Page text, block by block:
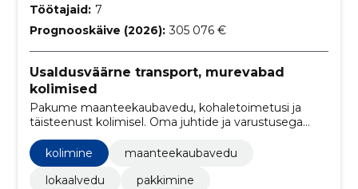
Töötajaid: 7
Prognooskäive (2026): 305 076 €
Usaldusväärne transport, murevabad
kolimised
Pakume maanteekaubavedu, kohaletoimetusi ja
täisteenust kolimisel. Oma juhtide ja varustusega
tagame õigeaegse ning turvalise kauba- ja
mööblikäitlemise.
kolimine
maanteekaubavedu
lokaalvedu
pakkimine